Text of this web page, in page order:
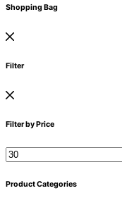
Shopping Bag
Filter
Filter by Price
Min.
Preis
Product Categories